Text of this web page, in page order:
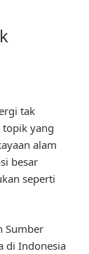
tak
yang
alam
besar
seperti
Sumber
di Indonesia